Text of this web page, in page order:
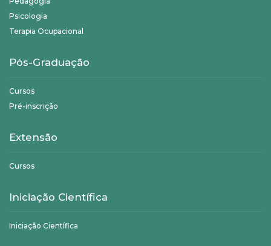
Psicologia
Terapia Ocupacional
Pós-Graduação
Cursos
Pré-inscrição
Extensão
Cursos
Iniciação Científica
Iniciação Científica